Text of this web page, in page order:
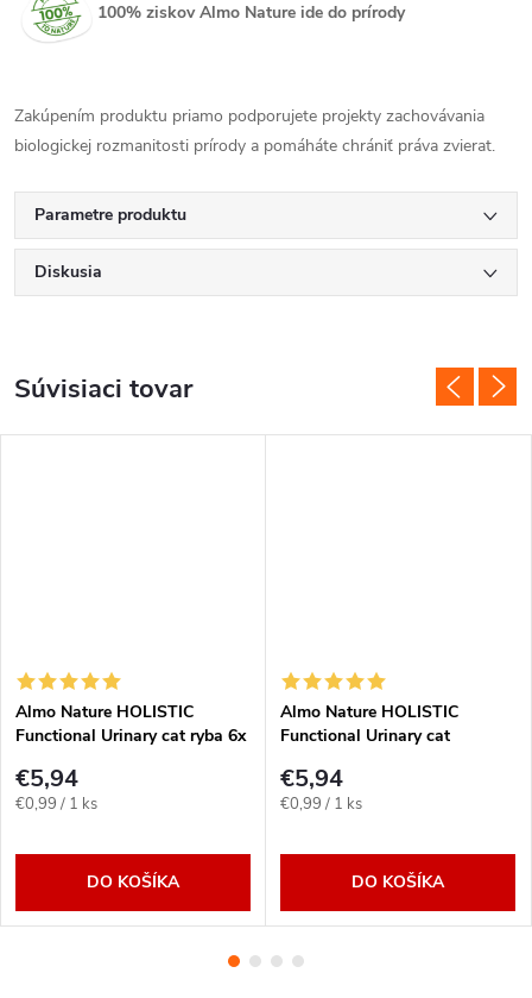
100% ziskov Almo Nature ide do prírody
Zakúpením produktu priamo podporujete projekty zachovávania
biologickej rozmanitosti prírody a pomáháte chrániť práva zvierat.
Parametre produktu
Diskusia
Súvisiaci tovar
Almo Nature HOLISTIC
Functional Urinary cat ryba 6x
€5,94
Jednotková
€0,99 / 1 ks
DO KOŠÍKA
Almo Nature HOLISTIC
Functional Urinary cat
€5,94
Jednotková
€0,99 / 1 ks
DO KOŠÍKA